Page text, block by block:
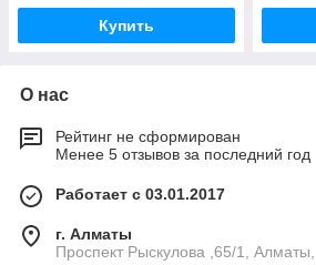
Купить
О нас
Рейтинг не сформирован
Менее 5 отзывов за последний год
Работает с 03.01.2017
г. Алматы
Проспект Рыскулова ,65/1, Алматы,